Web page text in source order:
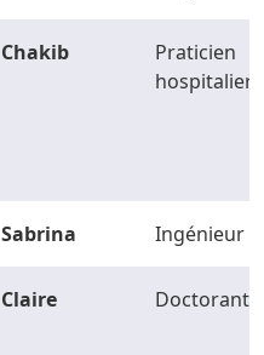
Chakib
Praticien
hospitalier
Sabrina Ingénieur
Claire Doctorant